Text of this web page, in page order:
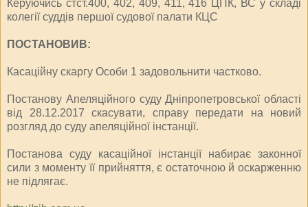
Керуючись стст.400, 402, 409, 411, 416 ЦПК, ВС у складі
колегії суддів першої судової палати КЦС
ПОСТАНОВИВ:
Касаційну скаргу Особи 1 задовольнити частково.
Постанову Апеляційного суду Дніпропетровської області
від 28.12.2017 скасувати, справу передати на новий
розгляд до суду апеляційної інстанції.
Постанова суду касаційної інстанції набирає законної
сили з моменту її прийняття, є остаточною й оскарженню
не підлягає.